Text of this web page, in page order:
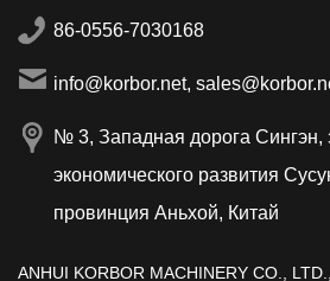
86-0556-7030168
info@korbor.net,
№ 3, Западная дорога Сингэн,
экономического развития
провинция Аньхой, Китай
ANHUI KORBOR MACHINERY CO., LTD.,